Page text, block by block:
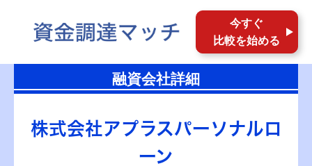
今すぐ
比較を始める
融資会社詳細
株式会社アプラスパーソナルロ
ーン